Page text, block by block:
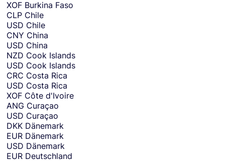
XOF Burkina Faso
CLP Chile
USD Chile
CNY China
USD China
NZD Cook Islands
USD Cook Islands
CRC Costa Rica
USD Costa Rica
XOF Côte d'Ivoire
ANG Curaçao
USD Curaçao
DKK Dänemark
EUR Dänemark
USD Dänemark
EUR Deutschland